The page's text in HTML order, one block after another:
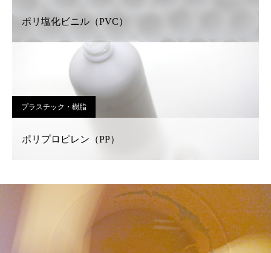
ポリ塩化ビニル（PVC）
プラスチック・樹脂
ポリプロピレン（PP）